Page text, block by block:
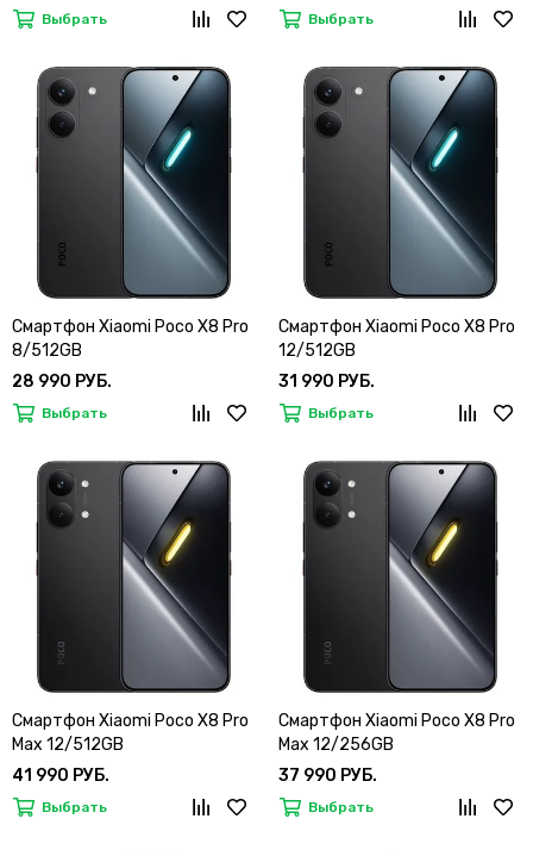
Выбрать Выбрать
Смартфон Xiaomi Poco X8 Pro
8/512GB
28 990 РУБ.
Выбрать
Смартфон Xiaomi Poco X8 Pro
12/512GB
31 990 РУБ.
Выбрать
Смартфон Xiaomi Poco X8 Pro
Max 12/512GB
41 990 РУБ.
Выбрать
Смартфон Xiaomi Poco X8 Pro
Max 12/256GB
37 990 РУБ.
Выбрать